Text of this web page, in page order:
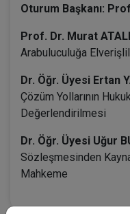
Oturum Başkanı:
Prof. Dr. Murat
Arabuluculuğa
Dr. Öğr. Üyesi Ertan
Çözüm Yollarının
Değerlendirilmesi
Dr. Öğr. Üyesi Uğur
Sözleşmesinden
Mahkeme